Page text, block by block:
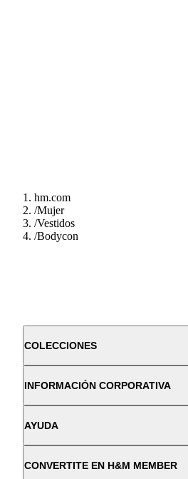
hm.com
/Mujer
/Vestidos
/Bodycon
COLECCIONES
INFORMACIÓN CORPORATIVA
AYUDA
CONVERTITE EN H&M MEMBER